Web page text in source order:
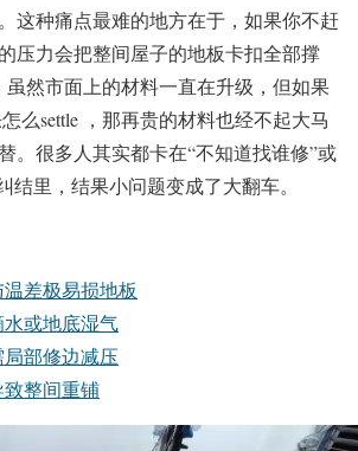
这种痛点最难的地方在于，如果你不赶
压力会把整间屋子的地板卡扣全部撑
虽然市面上的材料一直在升级，但如果
么settle ，那再贵的材料也经不起大马
。很多人其实都卡在“不知道找谁修”或
结里，结果小问题变成了大翻车。
差极易损地板
或地底湿气
部修边减压
整间重铺